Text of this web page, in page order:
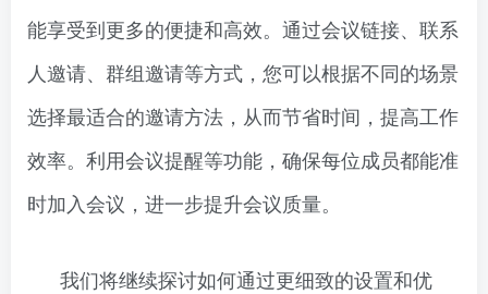
能享受到更多的便捷和高效。通过会议链接、联系
人邀请、群组邀请等方式，您可以根据不同的场景
选择最适合的邀请方法，从而节省时间，提高工作
效率。利用会议提醒等功能，确保每位成员都能准
时加入会议，进一步提升会议质量。
我们将继续探讨如何通过更细致的设置和优